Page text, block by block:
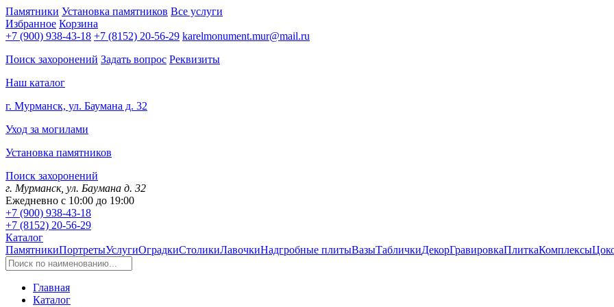
Памятники Установка памятников Все услуги
Избранное Корзина
+7 (900) 938-43-18 +7 (8152) 20-56-29 karelmonument.mur@mail.ru
Поиск захоронений Задать вопрос Реквизиты
Наш каталог
г. Мурманск, ул. Баумана д. 32
Уход за могилами
Установка памятников
Поиск захоронений
г. Мурманск, ул. Баумана д. 32
Ежедневно с 10:00 до 19:00
+7 (900) 938-43-18
+7 (8152) 20-56-29
Каталог
ПамятникиПортретыУслугиОградкиСтоликиЛавочкиНадгробные плитыВазыТабличкиДекорГравировкаПлиткаКомплексы
Главная
Каталог